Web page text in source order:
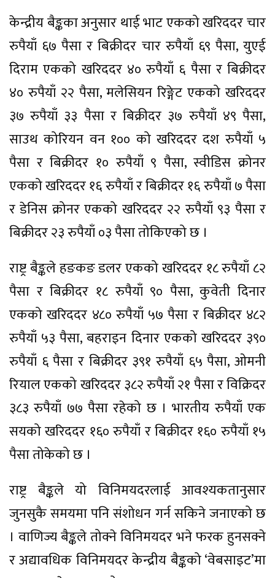
केन्द्रीय बैङ्कका अनुसार थाई भाट एकको खरिददर चार
रुपैयाँ ६७ पैसा र बिक्रीदर चार रुपैयाँ ६९ पैसा, युएई
दिराम एकको खरिददर ४० रुपैयाँ ६ पैसा र बिक्रीदर
४० रुपैयाँ २२ पैसा, मलेसियन रिङ्गेट एकको खरिददर
३७ रुपैयाँ ३३ पैसा र बिक्रीदर ३७ रुपैयाँ ४९ पैसा,
साउथ कोरियन वन १०० को खरिददर दश रुपैयाँ ५
पैसा र बिक्रीदर १० रुपैयाँ ९ पैसा, स्वीडिस क्रोनर
एकको खरिददर १६ रुपैयाँ र बिक्रीदर १६ रुपैयाँ ७ पैसा
र डेनिस क्रोनर एकको खरिददर २२ रुपैयाँ ९३ पैसा र
बिक्रीदर २३ रुपैयाँ ०३ पैसा तोकिएको छ ।
राष्ट्र बैङ्कले हङकङ डलर एकको खरिददर १८ रुपैयाँ ८२
पैसा र बिक्रीदर १८ रुपैयाँ ९० पैसा, कुवेती दिनार
एकको खरिददर ४८० रुपैयाँ ५७ पैसा र बिक्रीदर ४८२
रुपैयाँ ५३ पैसा, बहराइन दिनार एकको खरिददर ३९०
रुपैयाँ ६ पैसा र बिक्रीदर ३९१ रुपैयाँ ६५ पैसा, ओमनी
रियाल एकको खरिददर ३८२ रुपैयाँ २१ पैसा र विक्रिदर
३८३ रुपैयाँ ७७ पैसा रहेको छ । भारतीय रुपैयाँ एक
सयको खरिददर १६० रुपैयाँ र बिक्रीदर १६० रुपैयाँ १५
पैसा तोकेको छ ।
राष्ट्र बैङ्कले यो विनिमयदरलाई आवश्यकतानुसार
जुनसुकै समयमा पनि संशोधन गर्न सकिने जनाएको छ
। वाणिज्य बैङ्कले तोक्ने विनिमयदर भने फरक हुनसक्ने
र अद्यावधिक विनिमयदर केन्द्रीय बैङ्कको ‘वेबसाइट’मा